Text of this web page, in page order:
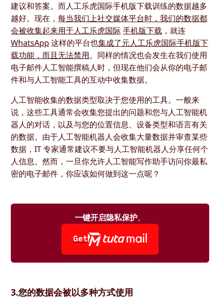
建议和答案。而人工乐虎国际手机版下载训练的数据越多
越好。现在，每当我们上社交媒体平台时，我们的数据都
会被收集起来用于人工乐虎国际手机版下载 ，就连
WhatsApp 这样的平台也集成了元人工乐虎国际手机版下
载功能，而且无法禁用。同样的情况也会发生在我们使用
电子邮件人工智能撰稿人时，但现在他们会从你的电子邮
件和与人工智能工具的互动中收集数据。
人工智能收集的数据类型取决于您使用的工具。一般来
说，这些工具通常会收集您提出的问题和您与人工智能机
器人的对话，以及与您的位置信息、设备类型和语言有关
的数据。由于人工智能机器人会收集大量数据并审查某些
数据，IT 专家通常建议不要与人工智能机器人分享任何个
人信息。然而，一旦你允许人工智能写作助手访问你最私
密的电子邮件，你应该如何做到这一点呢？
一键开启隐私保护。
Get
3.您的数据会被以多种方式使用